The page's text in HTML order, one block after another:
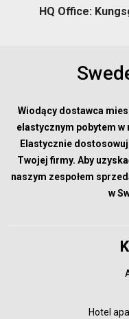
HQ Office:
Wiodący dostawca
elastycznym pobytem w
Elastycznie
Twojej firmy. Aby
naszym zespołem
w
Hotel